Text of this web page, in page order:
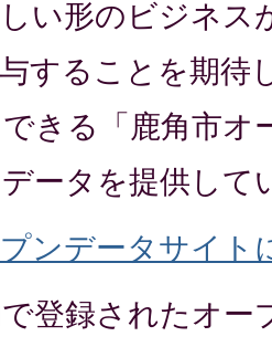
い形のビジネス
することを期待
きる「鹿角市オ
ータを提供して
ンデータサイト
登録されたオー